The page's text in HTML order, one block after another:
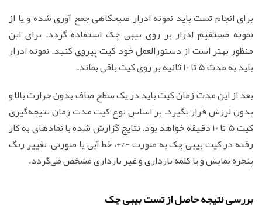
برای انجام تست باید نمونه ادرار صبحگاهی جمع آوری شده و یا از
نمونه مستقیم ادرار بر روی بیبی چک استفاده گردد. برای این
منظور بهتر است از دستورالعمل خود کیت پیروی کنید. نمونه ادرار
باید به مدت 5 تا 10 ثانیه بر روی کیت باقی بماند.
بعد از این مدت زمان کیت باید در یک سطح صاف بدون حرارت بالا و
بدون لرزش قرار بگیرد. بر اساس نوع کیت مدت زمان نتیجه‌گیری
کیت 5 تا 10 دقیقه خواهد بود. نتایج گزارش شده با نمادهای به کار
رفته در کیت بیبی چک به صورت -/+، خط آبی یا صورتی، تغییر رنگ
پنجره نمایش و یا کلمه بارداری و غیر بارداری مشخص می‌گردد.
بررسی نتیجه حاصل از تست بیبی چک